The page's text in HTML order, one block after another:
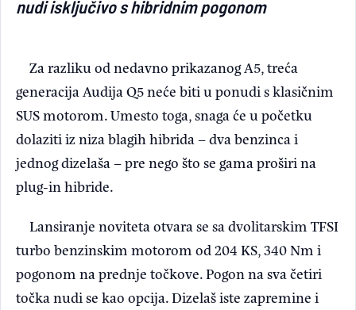
nudi isključivo s hibridnim pogonom
Za razliku od nedavno prikazanog A5, treća
generacija Audija Q5 neće biti u ponudi s klasičnim
SUS motorom. Umesto toga, snaga će u početku
dolaziti iz niza blagih hibrida – dva benzinca i
jednog dizelaša – pre nego što se gama proširi na
plug-in hibride.
Lansiranje noviteta otvara se sa dvolitarskim TFSI
turbo benzinskim motorom od 204 KS, 340 Nm i
pogonom na prednje točkove. Pogon na sva četiri
točka nudi se kao opcija. Dizelaš iste zapremine i